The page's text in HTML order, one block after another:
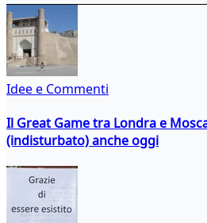
Idee e Commenti
Il Great Game tra Londra e
(indisturbato) anche oggi